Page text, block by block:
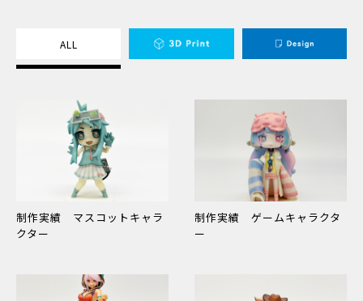
ALL
制作実績 マスコットキャラ
クター
制作実績 ゲームキャラクタ
ー